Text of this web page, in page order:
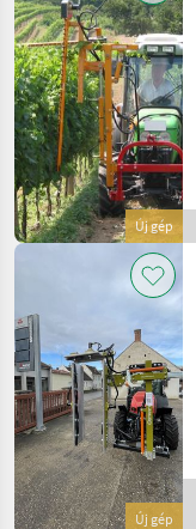
Új gép
Új gép